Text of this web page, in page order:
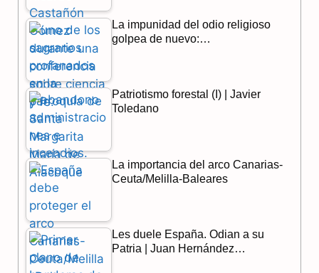
La impunidad del odio religioso
golpea de nuevo:…
Patriotismo forestal (I) | Javier
Toledano
La importancia del arco Canarias-
Ceuta/Melilla-Baleares
Les duele España. Odian a su
Patria | Juan Hernández…